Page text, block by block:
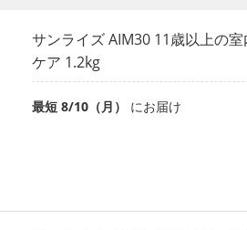
サンライズ AIM30 11歳以上の
ケア 1.2kg
最短 8/10（月） にお届け